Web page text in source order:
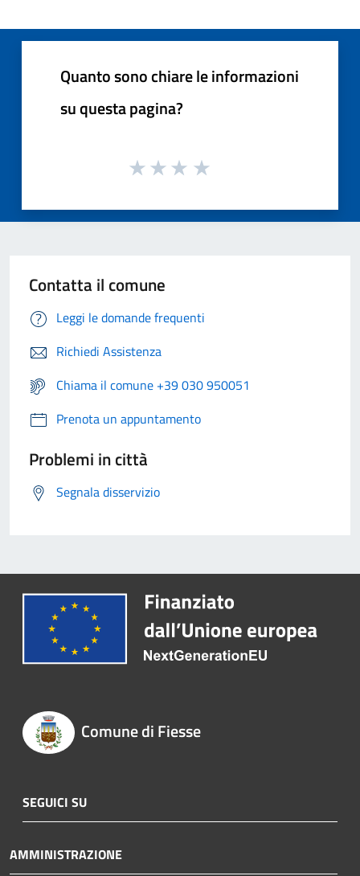
Quanto sono chiare le informazioni
su questa pagina?
Contatta il comune
Leggi le domande frequenti
Richiedi Assistenza
Chiama il comune +39 030 950051
Prenota un appuntamento
Problemi in città
Segnala disservizio
Comune di Fiesse
SEGUICI SU
AMMINISTRAZIONE